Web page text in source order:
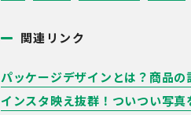
関連リンク
パッケージデザインとは？商品
インスタ映え抜群！ついつい写